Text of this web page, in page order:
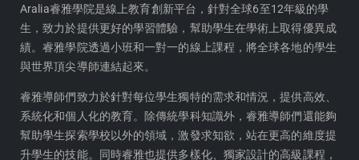
e
a
d
s
t
a
g
r
a
m
Aralia睿雅學院是線上教育創新平台，針對全球6至12年級的學
生，致力於提供更好的學習體驗，幫助學生在學術上取得優異成
績。睿雅學院透過小班和一對一的線上課程，將全球各地的學生
與世界頂尖導師連結起來。
睿雅導師們致力於針對每位學生獨特的需求和情況，提供高效、
系統化和個人化的教育。除傳統學科知識外，睿雅導師們還能夠
幫助學生探索學校以外的領域，激發求知欲，站在更高的維度提
升學生的技能。同時睿雅也提供多樣化、獨家設計的高級課程，